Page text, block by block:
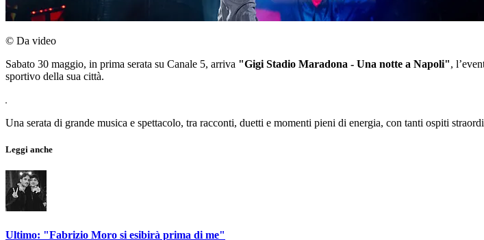
© Da video
Sabato 30 maggio, in prima serata su Canale 5, arriva "Gigi Stadio Maradona - Una notte a Napoli",
sportivo della sua città.
Una serata di grande musica e spettacolo, tra racconti, duetti e momenti pieni di energia, con tanti ospiti
Leggi anche
Ultimo: "Fabrizio Moro si esibirà prima di me"